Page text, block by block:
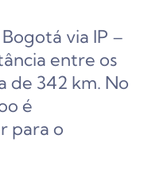
via IP –
entre os
de 342 km. No
é
para o